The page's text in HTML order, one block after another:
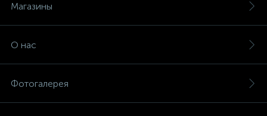
Магазины
О нас
Фотогалерея